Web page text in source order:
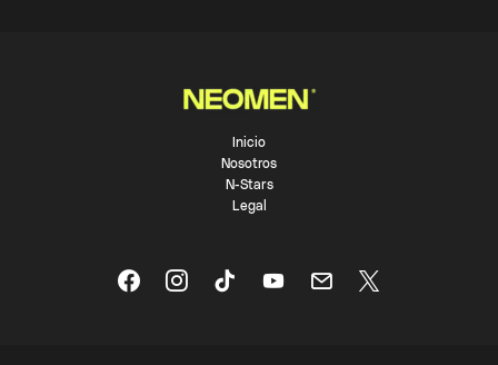
Inicio
Nosotros
N-Stars
Legal